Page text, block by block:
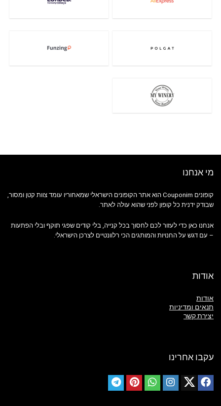
מי אנחנו
קופונים Couponim הוא אתר הקופונים הישראלי שמאחוריו עומד צוות קטן ומסור,
שבודק ידנית כל קופון לפני שהוא עולה לאתר.
אנחנו כאן כדי לעזור לכם לחסוך בכל קנייה, בלי קודים שפגי תוקף ובלי הפתעות
– עם דגש על החנויות והמותגים הכי רלוונטיים לצרכן הישראלי.
אודות
אודות
תנאים ומדיניות
יצירת קשר
עקבו אחרינו